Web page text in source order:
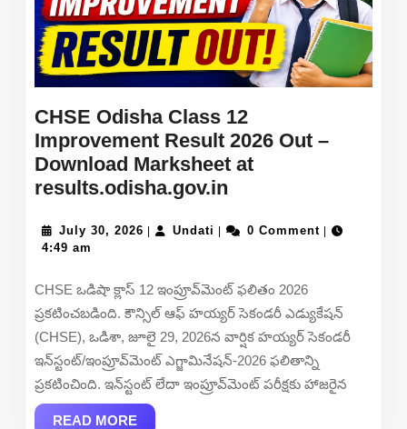
CHSE Odisha Class 12
Improvement Result 2026 Out –
Download Marksheet at
results.odisha.gov.in
Class
Improvement
Result
2026
Out
–
Download
July 30, 2026 July
| Undati Undati
| 0 Comment |
4:49 am
CHSE ఒడిషా క్లాస్ 12 ఇంప్రూవ్‌మెంట్ ఫలితం 2026
ప్రకటించబడింది. కౌన్సిల్ ఆఫ్ హయ్యర్ సెకండరీ ఎడ్యుకేషన్
(CHSE), ఒడిశా, జూలై 29, 2026న వార్షిక హయ్యర్ సెకండరీ
ఇన్‌స్టంట్/ఇంప్రూవ్‌మెంట్ ఎగ్జామినేషన్-2026 ఫలితాన్ని
ప్రకటించింది. ఇన్‌స్టంట్ లేదా ఇంప్రూవ్‌మెంట్ పరీక్షకు హాజరైన
READ MOREREAD